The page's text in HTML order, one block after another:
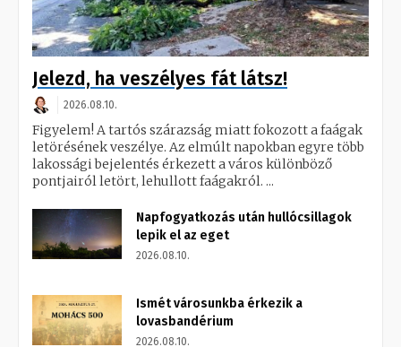
Jelezd, ha veszélyes fát látsz!
2026.08.10.
Figyelem! A tartós szárazság miatt fokozott a faágak
letörésének veszélye. Az elmúlt napokban egyre több
lakossági bejelentés érkezett a város különböző
pontjairól letört, lehullott faágakról. ...
Napfogyatkozás után hullócsillagok
lepik el az eget
2026.08.10.
Ismét városunkba érkezik a
lovasbandérium
2026.08.10.